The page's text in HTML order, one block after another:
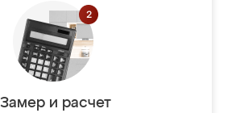
Замер и расчет